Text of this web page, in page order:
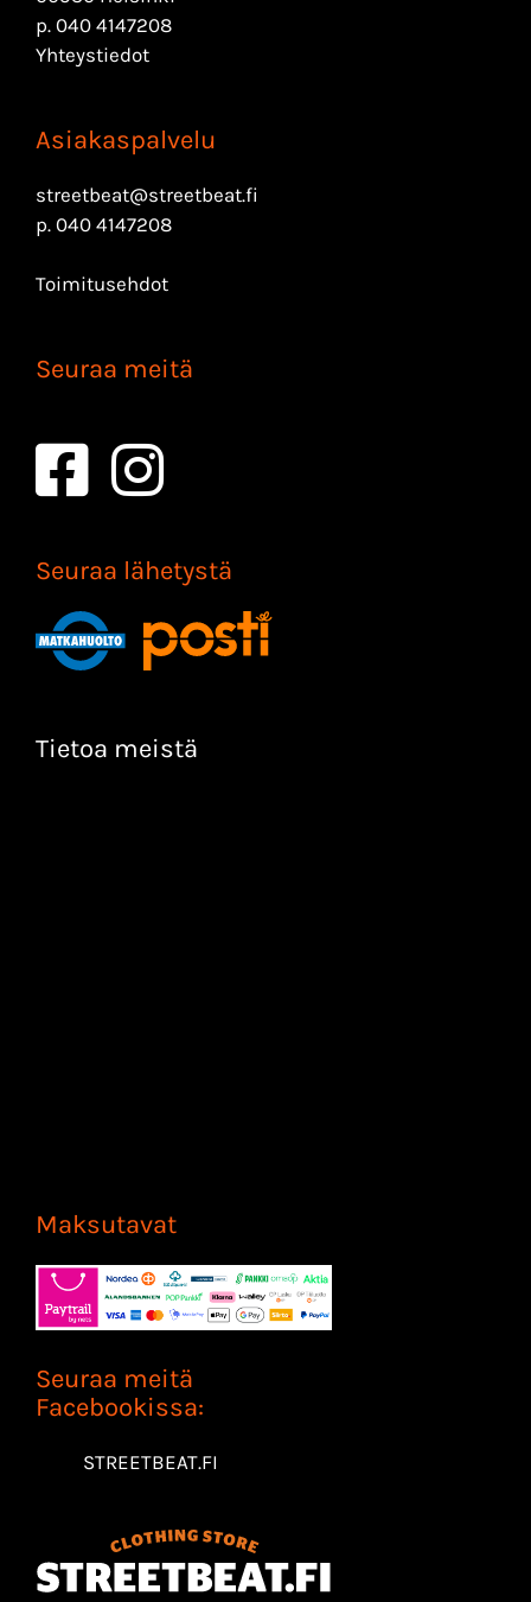
p. 040 4147208
Yhteystiedot
Asiakaspalvelu
streetbeat@streetbeat.fi
p. 040 4147208
Toimitusehdot
Seuraa meitä
Seuraa lähetystä
Tietoa meistä
Maksutavat
Seuraa meitä
Facebookissa:
STREETBEAT.FI